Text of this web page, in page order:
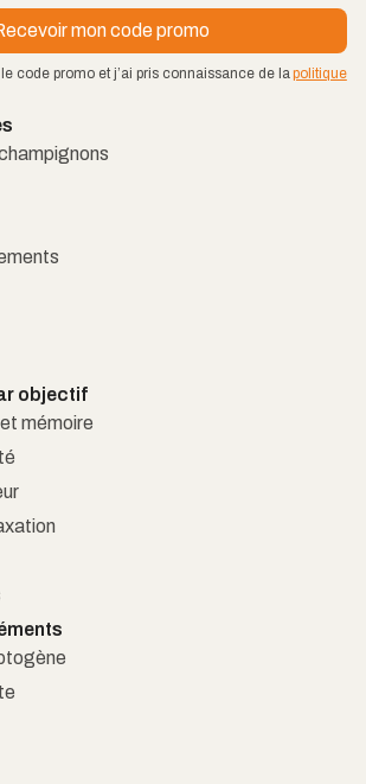
code promo et j’ai pris connaissance de lapolitique
objectif
mémoire